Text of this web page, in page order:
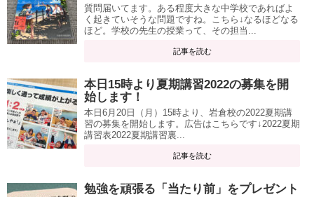
質問届いてます。ある程度大きな中学校であればよ
く起きていそうな問題ですね。こちら↓なるほどなる
ほど。学校の先生の授業って、その担当...
記事を読む
本日15時より夏期講習2022の募集を開
始します！
本日6月20日（月）15時より、岩倉校の2022夏期講
習の募集を開始します。広告はこちらです↓2022夏期
講習表2022夏期講習裏...
記事を読む
勉強を頑張る「当たり前」をプレゼント